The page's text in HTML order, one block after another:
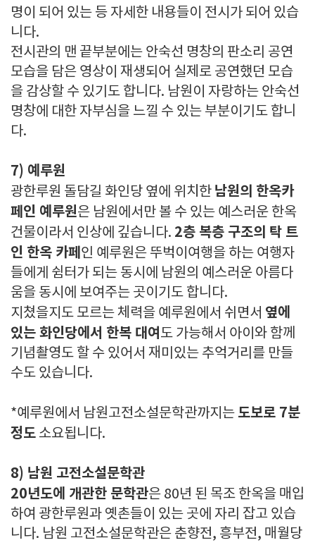
명이 되어 있는 등 자세한 내용들이 전시가 되어 있습
니다.
전시관의 맨 끝부분에는 안숙선 명창의 판소리 공연
모습을 담은 영상이 재생되어 실제로 공연했던 모습
을 감상할 수 있기도 합니다. 남원이 자랑하는 안숙선
명창에 대한 자부심을 느낄 수 있는 부분이기도 합니
다.
7) 예루원
광한루원 돌담길 화인당 옆에 위치한 남원의 한옥카
페인 예루원은 남원에서만 볼 수 있는 예스러운 한옥
건물이라서 인상에 깊습니다. 2층 복층 구조의 탁 트
인 한옥 카페 인 예루원은 뚜벅이여행을 하는 여행자
들에게 쉼터가 되는 동시에 남원의 예스러운 아름다
움을 동시에 보여주는 곳이기도 합니다.
지쳤을지도 모르는 체력을 예루원에서 쉬면서 옆에
있는 화인당에서 한복 대여 도 가능해서 아이와 함께
기념촬영도 할 수 있어서 재미있는 추억거리를 만들
수도 있습니다.
*예루원에서 남원고전소설문학관까지는 도보로 7분
정도 소요됩니다.
8) 남원 고전소설문학관
20년도에 개관한 문학관은 80년 된 목조 한옥을 매입
하여 광한루원과 옛촌들이 있는 곳에 자리 잡고 있습
니다. 남원 고전소설문학관은 춘향전, 흥부전, 매월당